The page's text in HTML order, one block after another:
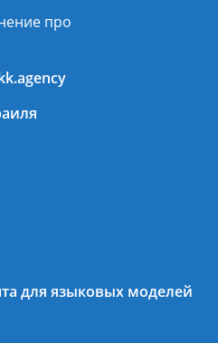
про
для языковых моделей